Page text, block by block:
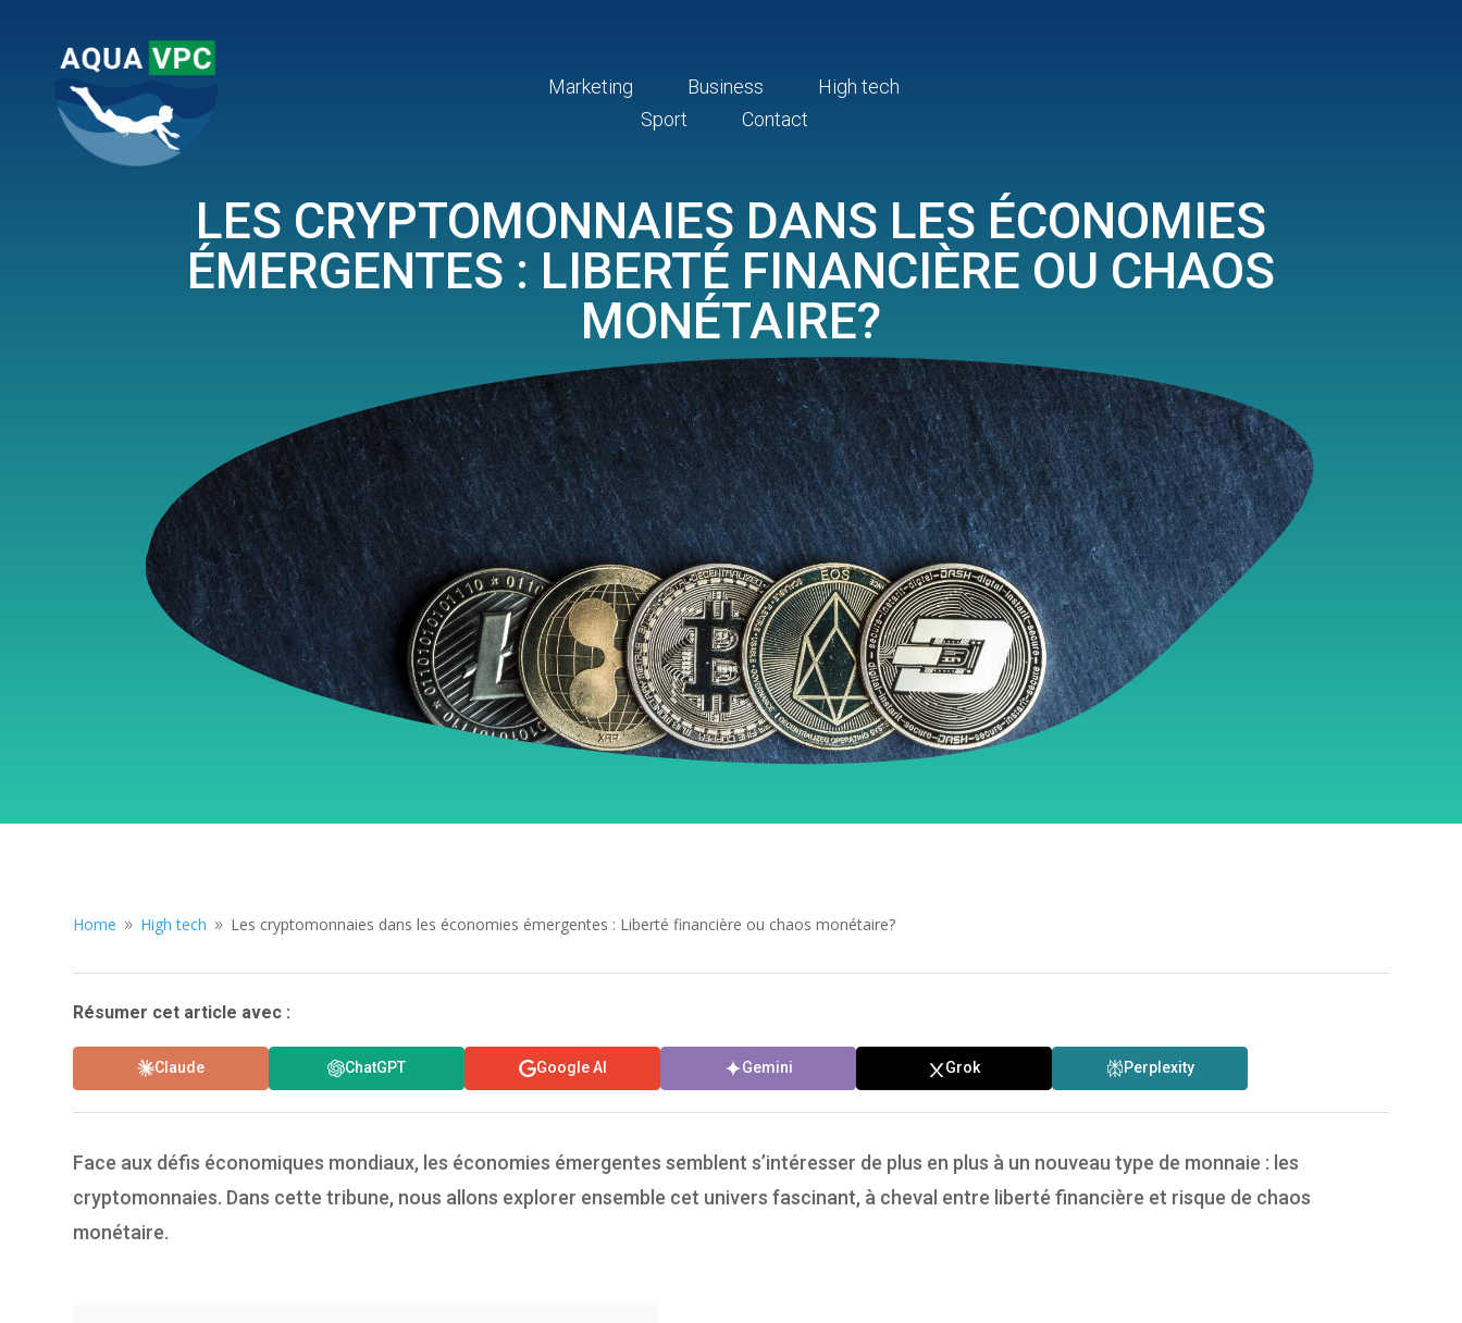
Marketing Business
High tech
Sport
Contact
LES CRYPTOMONNAIES DANS LES ÉCONOMIES
ÉMERGENTES : LIBERTÉ FINANCIÈRE OU CHAOS
MONÉTAIRE?
Home 9 High tech 9 Les cryptomonnaies dans les économies émergentes : Liberté financière ou chaos monétaire?
Résumer cet article avec :
Claude ChatGPT Google AI Gemini Grok Perplexity
Face aux défis économiques mondiaux, les économies émergentes semblent s’intéresser de plus en plus à un nouveau type de monnaie : les
cryptomonnaies. Dans cette tribune, nous allons explorer ensemble cet univers fascinant, à cheval entre liberté financière et risque de chaos
monétaire.